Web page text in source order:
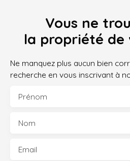
Vous ne
la propriété de
Ne manquez plus aucun bien
recherche en vous inscrivant à
Prénom
Nom
Email